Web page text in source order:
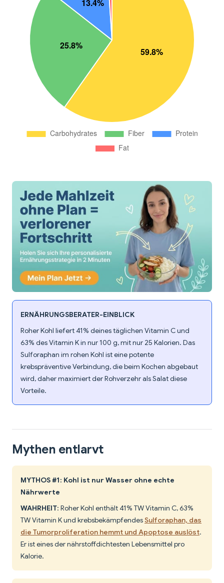
ERNÄHRUNGSBERATER-EINBLICK
Roher Kohl liefert 41% deines täglichen Vitamin C und
63% des Vitamin K in nur 100 g, mit nur 25 Kalorien. Das
Sulforaphan im rohen Kohl ist eine potente
krebspräventive Verbindung, die beim Kochen abgebaut
wird, daher maximiert der Rohverzehr als Salat diese
Vorteile.
Mythen entlarvt
MYTHOS #1: Kohl ist nur Wasser ohne echte
Nährwerte
WAHRHEIT: Roher Kohl enthält 41% TW Vitamin C, 63%
TW Vitamin K und krebsbekämpfendesSulforaphan, das
die Tumorproliferation hemmt und Apoptose auslöst.
Er ist eines der nährstoffdichtesten Lebensmittel pro
Kalorie.